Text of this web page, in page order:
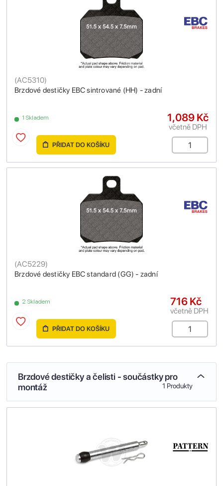
Brzdové destičky EBC sintrované (HH) - zadní
(AC5310)
1 Skladem 1,089 Kč
včetně DPH
PŘIDAT DO KOŠÍKU
Brzdové destičky EBC standard (GG) - zadní
(AC5229)
2 Skladem 716 Kč
včetně DPH
PŘIDAT DO KOŠÍKU
Brzdové destičky a čelisti - součástky pro
montáž
1 Produkty